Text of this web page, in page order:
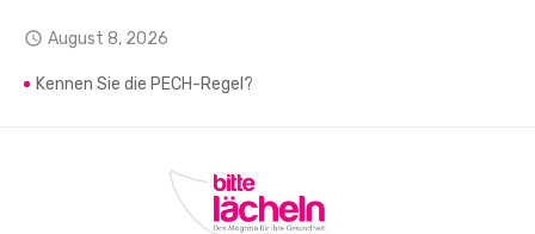
Inhalt
springen
access_time August 8, 2026
Unfallfrei durch den Sommersport
Sommer, Sonne, Salbei